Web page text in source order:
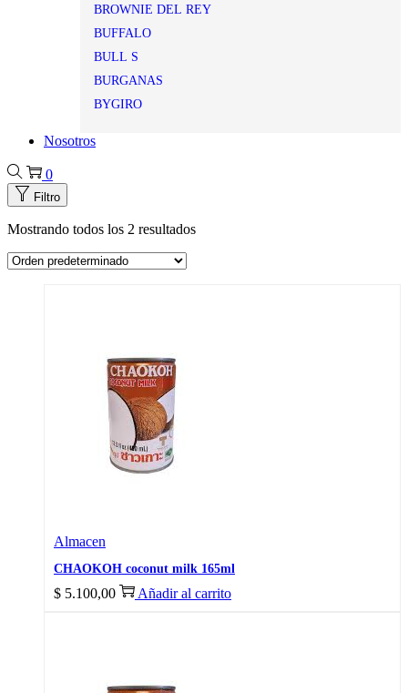
BROWNIE DEL REY
BUFFALO
BULL S
BURGANAS
BYGIRO
Nosotros
0
Filtro
Mostrando todos los 2 resultados
Almacen
CHAOKOH coconut milk 165ml
$ 5.100,00 Añadir al carrito